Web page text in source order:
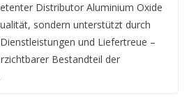
Distributor Aluminium Oxide
sondern unterstützt durch
und Liefertreue –
Bestandteil der